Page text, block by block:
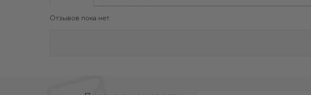
Отзывов пока нет.